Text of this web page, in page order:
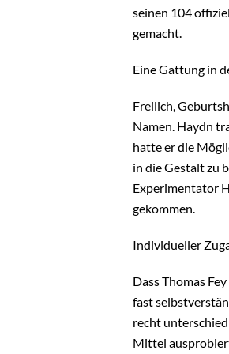
seinen 104
gemacht.
Eine Gattung in
Freilich,
Namen. Haydn
hatte er die
in die Gestalt zu
Experimentator
gekommen.
Individueller
Dass Thomas
fast
recht
Mittel